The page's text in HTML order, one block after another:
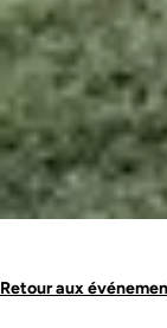
Retour aux